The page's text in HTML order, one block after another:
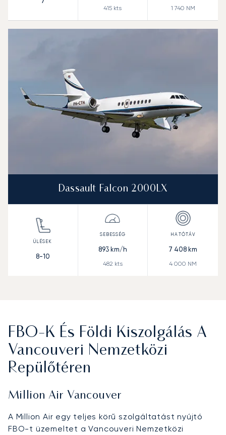
415 kts 1 740 NM
Dassault Falcon 2000LX
8-10
893km/h
482 kts
7 408 km
4 000 NM
FBO-K És Földi Kiszolgálás A
Vancouveri Nemzetközi
Repülőtéren
Million Air Vancouver
A Million Air egy teljes körű szolgáltatást nyújtó
FBO-t üzemeltet a Vancouveri Nemzetközi